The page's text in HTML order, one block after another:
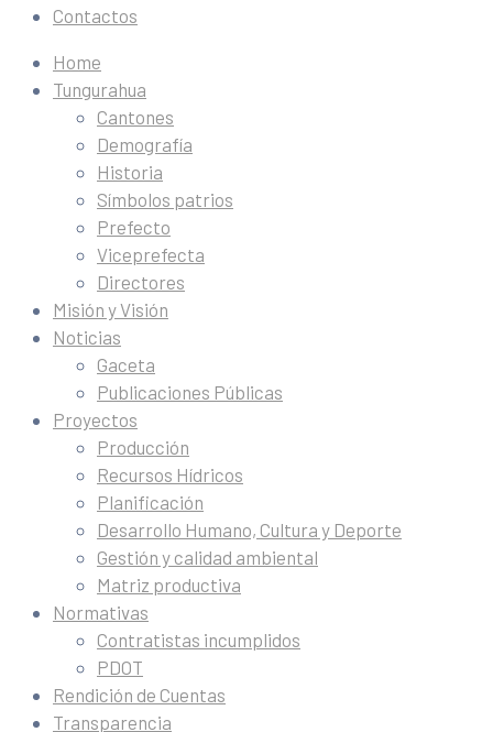
Contactos
Home
Tungurahua
Cantones
Demografía
Historia
Símbolos patrios
Prefecto
Viceprefecta
Directores
Misión y Visión
Noticias
Gaceta
Publicaciones Públicas
Proyectos
Producción
Recursos Hídricos
Planificación
Desarrollo Humano, Cultura y Deporte
Gestión y calidad ambiental
Matriz productiva
Normativas
Contratistas incumplidos
PDOT
Rendición de Cuentas
Transparencia